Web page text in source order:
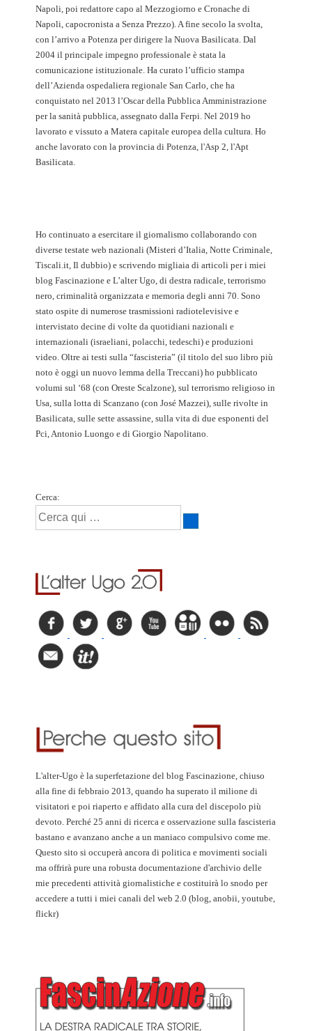
Napoli, poi redattore capo al Mezzogiorno e Cronache di
Napoli, capocronista a Senza Prezzo). A fine secolo la svolta,
con l’arrivo a Potenza per dirigere la Nuova Basilicata. Dal
2004 il principale impegno professionale è stata la
comunicazione istituzionale. Ha curato l’ufficio stampa
dell’Azienda ospedaliera regionale San Carlo, che ha
conquistato nel 2013 l’Oscar della Pubblica Amministrazione
per la sanità pubblica, assegnato dalla Ferpi. Nel 2019 ho
lavorato e vissuto a Matera capitale europea della cultura. Ho
anche lavorato con la provincia di Potenza, l'Asp 2, l'Apt
Basilicata.
Ho continuato a esercitare il giornalismo collaborando con
diverse testate web nazionali (Misteri d’Italia, Notte Criminale,
Tiscali.it, Il dubbio) e scrivendo migliaia di articoli per i miei
blog Fascinazione e L’alter Ugo, di destra radicale, terrorismo
nero, criminalità organizzata e memoria degli anni 70. Sono
stato ospite di numerose trasmissioni radiotelevisive e
intervistato decine di volte da quotidiani nazionali e
internazionali (israeliani, polacchi, tedeschi) e produzioni
video. Oltre ai testi sulla “fascisteria” (il titolo del suo libro più
noto è oggi un nuovo lemma della Treccani) ho pubblicato
volumi sul ‘68 (con Oreste Scalzone), sul terrorismo religioso in
Usa, sulla lotta di Scanzano (con José Mazzei), sulle rivolte in
Basilicata, sulle sette assassine, sulla vita di due esponenti del
Pci, Antonio Luongo e di Giorgio Napolitano.
Cerca:
L'alter-Ugo è la superfetazione del blog Fascinazione, chiuso
alla fine di febbraio 2013, quando ha superato il milione di
visitatori e poi riaperto e affidato alla cura del discepolo più
devoto. Perché 25 anni di ricerca e osservazione sulla fascisteria
bastano e avanzano anche a un maniaco compulsivo come me.
Questo sito si occuperà ancora di politica e movimenti sociali
ma offrirà pure una robusta documentazione d'archivio delle
mie precedenti attività giornalistiche e costituirà lo snodo per
accedere a tutti i miei canali del web 2.0 (blog, anobii, youtube,
flickr)